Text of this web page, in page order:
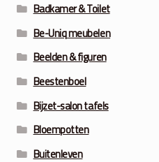
Badkamer & Toilet
Be-Uniq meubelen
Beelden & figuren
Beestenboel
Bijzet-salon tafels
Bloempotten
Buitenleven